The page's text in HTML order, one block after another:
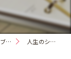
ブログ 人生のシナリオ？